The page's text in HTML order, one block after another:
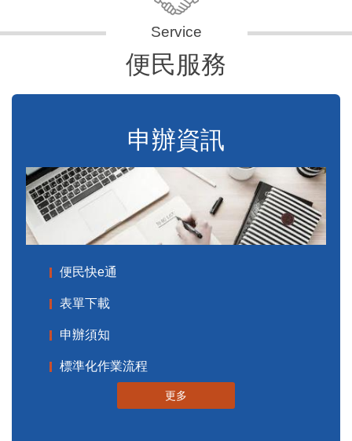
便民服務
申辦資訊
便民快e通
表單下載
申辦須知
標準化作業流程
更多